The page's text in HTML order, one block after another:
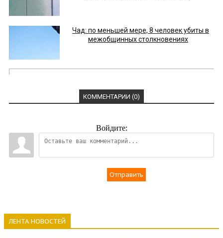
Чад: по меньшей мере, 8 человек убиты в
межобщинных столкновениях
КОММЕНТАРИИ (0)
Войдите:
Отправить
ЛЕНТА НОВОСТЕЙ